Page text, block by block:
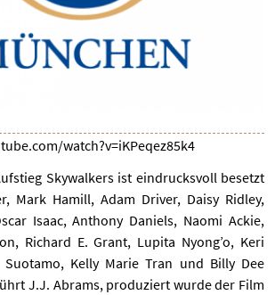
watch?v=iKPeqez85k4
Skywalkers ist eindrucksvoll besetzt
Mark Hamill, Adam Driver, Daisy Ridley,
Isaac, Anthony Daniels, Naomi Ackie,
Richard E. Grant, Lupita Nyong’o, Keri
Suotamo, Kelly Marie Tran und Billy Dee
J.J. Abrams, produziert wurde der Film